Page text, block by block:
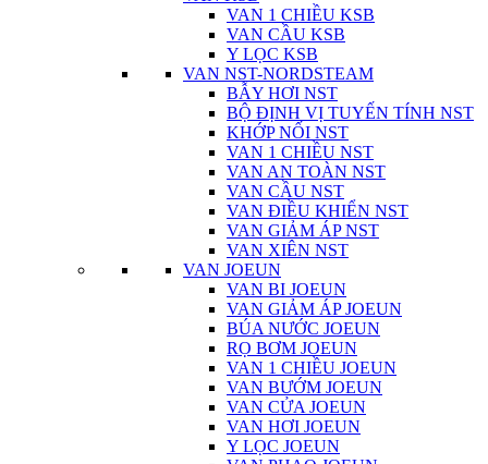
VAN 1 CHIỀU KSB
VAN CẦU KSB
Y LỌC KSB
VAN NST-NORDSTEAM
BẪY HƠI NST
BỘ ĐỊNH VỊ TUYẾN TÍNH NST
KHỚP NỐI NST
VAN 1 CHIỀU NST
VAN AN TOÀN NST
VAN CẦU NST
VAN ĐIỀU KHIỂN NST
VAN GIẢM ÁP NST
VAN XIÊN NST
VAN JOEUN
VAN BI JOEUN
VAN GIẢM ÁP JOEUN
BÚA NƯỚC JOEUN
RỌ BƠM JOEUN
VAN 1 CHIỀU JOEUN
VAN BƯỚM JOEUN
VAN CỬA JOEUN
VAN HƠI JOEUN
Y LỌC JOEUN